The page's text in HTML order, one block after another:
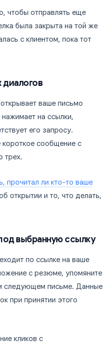
чтобы отправлять еще
была закрыта на той же
с клиентом, пока тот
диалогов
ваше письмо
на ссылки,
его запросу.
короткое сообщение с
трех.
прочитал ли кто-то ваше
открытии и то, что делать,
выбранную ссылку
по ссылке на ваше
с резюме, упомяните
следующем письме. Данные
при принятии этого
кликов с